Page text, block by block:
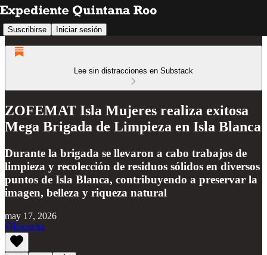
Suscribirse Iniciar sesión
Lee sin distracciones en Substack
ZOFEMAT Isla Mujeres realiza exitosa
Mega Brigada de Limpieza en Isla Blanca
Durante la brigada se llevaron a cabo trabajos de
limpieza y recolección de residuos sólidos en diversos
puntos de Isla Blanca, contribuyendo a preservar la
imagen, belleza y riqueza natural
may 17, 2026
Escucha